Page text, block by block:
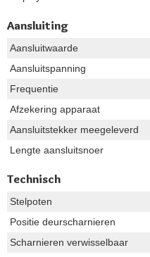
Aansluiting
Aansluitwaarde
Aansluitspanning
Frequentie
Afzekering apparaat
Aansluitstekker meegeleverd
Lengte aansluitsnoer
Technisch
Stelpoten
Positie deurscharnieren
Scharnieren verwisselbaar